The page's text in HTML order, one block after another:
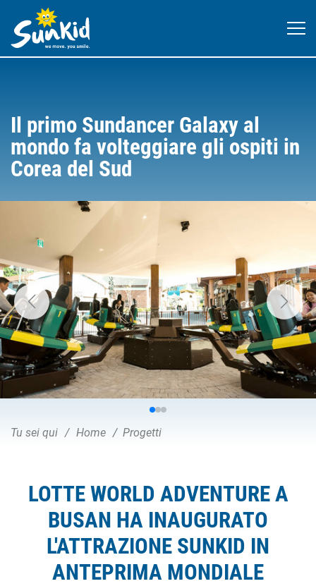
Il primo Sundancer Galaxy al
mondo fa volteggiare gli ospiti in
Corea del Sud
Tu sei qui Home Progetti
LOTTE WORLD ADVENTURE A
BUSAN HA INAUGURATO
L'ATTRAZIONE SUNKID IN
ANTEPRIMA MONDIALE